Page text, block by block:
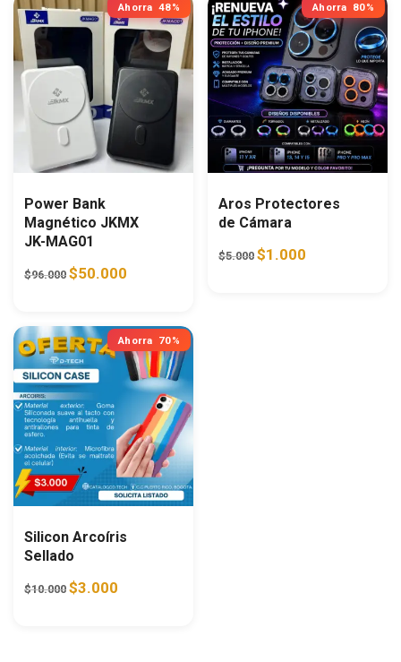
Ahorra 48%
Power Bank
Magnético JKMX
JK-MAG01
$96.000 Original price was: $96.000.
$50.000
Ahorra 80%
Aros Protectores
de Cámara
$5.000 Original price was:
$1.000
Ahorra 70%
Silicon Arcoíris
Sellado
$10.000 Original price was: $10.000.
$3.000